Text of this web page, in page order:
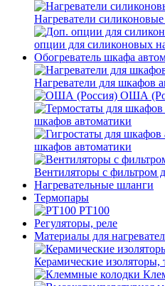
Нагреватели
опции для силиконовых
Обогреватель шкафа
Нагреватели для шкафов
ОША
шкафов автоматики
шкафов автоматики
Вентиляторы с фильтром
Нагревательные шланги
Термопары
PT100
Регуляторы, реле
Материалы для
Керамические изоляторы,